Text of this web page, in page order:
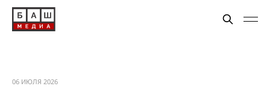
06 ИЮЛЯ 2026